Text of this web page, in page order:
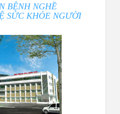
BỆNH NGHỀ
SỨC KHỎE NGƯỜI